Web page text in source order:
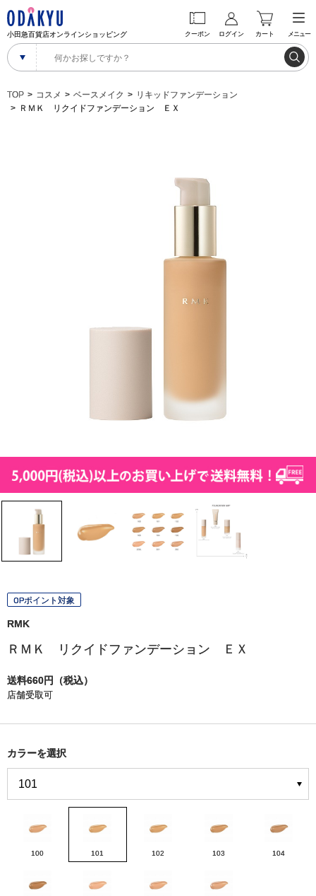
小田急百貨店オンラインショッピング クーポン ログイン カート メニュー
TOP コスメ ベースメイク
リキッドファンデーション
ＲＭＫ リクイドファンデーション ＥＸ
OPポイント対象
RMK
ＲＭＫ リクイドファンデーション ＥＸ
送料660円（税込）
店舗受取可
カラーを選択
100 101 102 103 104